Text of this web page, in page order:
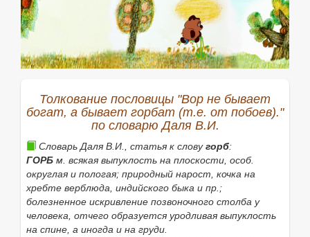
отсутствует в приведённом списке, то его можно
найти с помощью этой формы:
Найти
Толкование пословицы "Вор не бывает
богат, а бывает горбат (т.е. от побоев)."
по словарю Даля В.И.
Словарь Даля В.И., статья к словугорб:
ГОРБ м. всякая выпуклость на плоскости, особ.
округлая и пологая; природный нарост, кочка на
хребте верблюда, индийского быка и пр.;
болезненное искривление позвоночного столба у
человека, отчего образуется уродливая выпуклость
на спине, а иногда и на груди.